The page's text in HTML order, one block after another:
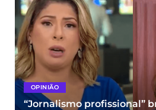
OPINIÃO
“Jornalismo profissional”